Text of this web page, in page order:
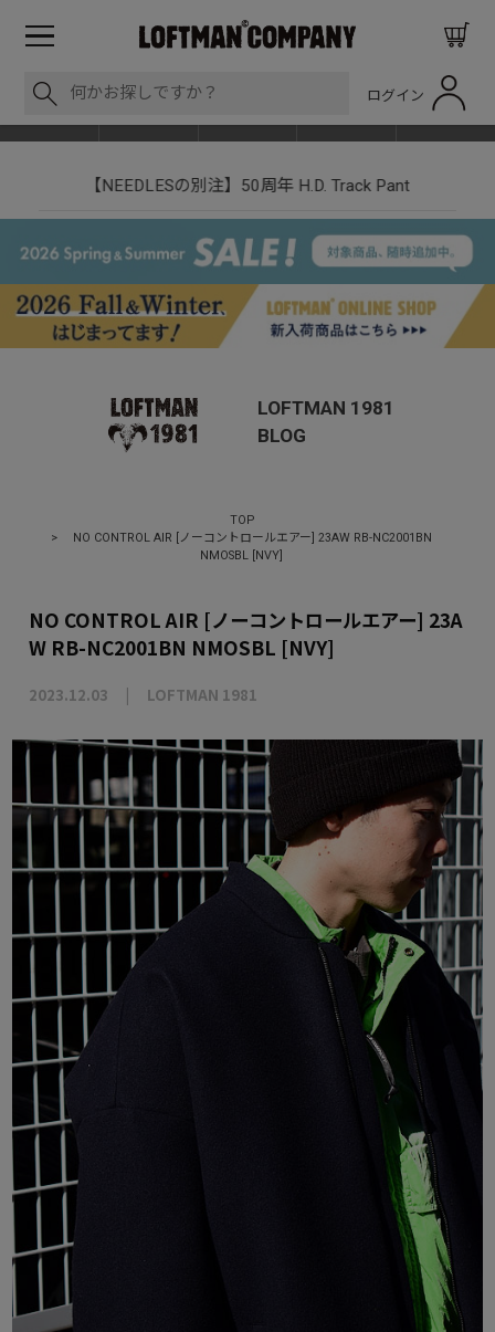
ログイン
【NEEDLESの別注】50周年 H.D. Track Pant
LOFTMAN 1981
BLOG
TOP
>
NO CONTROL AIR [ノーコントロールエアー] 23AW RB-NC2001BN
NMOSBL [NVY]
NO CONTROL AIR [ノーコントロールエアー] 23A
W RB-NC2001BN NMOSBL [NVY]
2023.12.03 LOFTMAN 1981